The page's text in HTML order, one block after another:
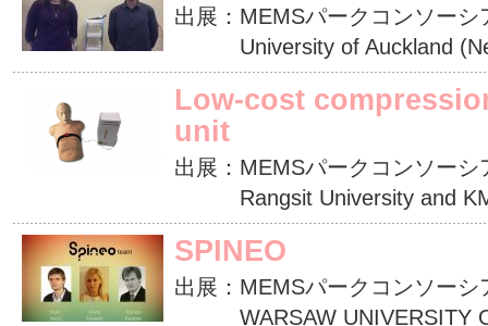
出展：MEMSパークコンソーシ
University of Auckland
Low-cost
unit
出展：MEMSパークコンソーシ
Rangsit University and
SPINEO
出展：MEMSパークコンソーシ
WARSAW UNIVERSITY